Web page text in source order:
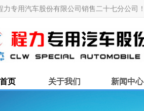
力专用汽车股份有限公司销售二十七分公司！
页 关于我们 新闻中心